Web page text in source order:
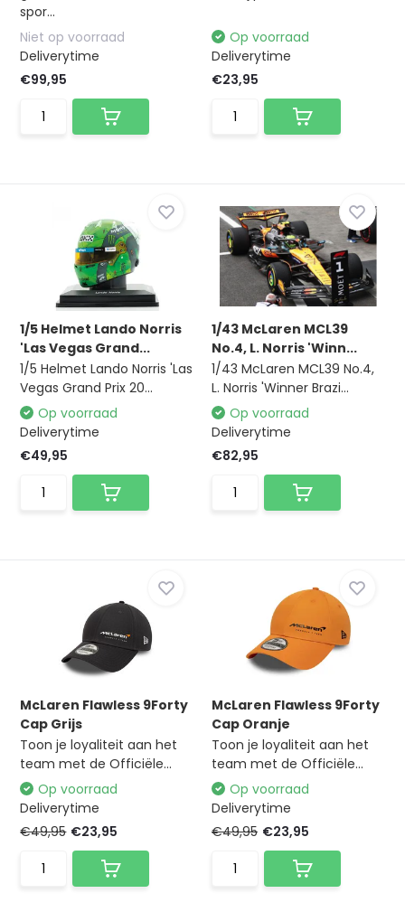
spor...
Niet op voorraad
Deliverytime
€99,95
Op voorraad
Deliverytime
€23,95
1/5 Helmet Lando Norris
'Las Vegas Grand...
1/5 Helmet Lando Norris 'Las
Vegas Grand Prix 20...
Op voorraad
Deliverytime
€49,95
1/43 McLaren MCL39
No.4, L. Norris 'Winn...
1/43 McLaren MCL39 No.4,
L. Norris 'Winner Brazi...
Op voorraad
Deliverytime
€82,95
McLaren Flawless 9Forty
Cap Grijs
Toon je loyaliteit aan het
team met de Officiële...
Op voorraad
Deliverytime
€49,95 €23,95
McLaren Flawless 9Forty
Cap Oranje
Toon je loyaliteit aan het
team met de Officiële...
Op voorraad
Deliverytime
€49,95 €23,95